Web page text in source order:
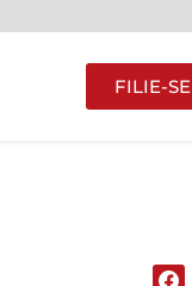
FILIE-SE